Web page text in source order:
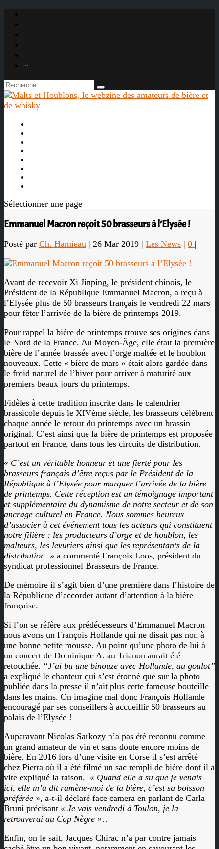
~
Sélectionner une page
Emmanuel Macron reçoit 50 brasseurs à l’Elysée !
Posté par Ch. Hamieau | 26 Mar 2019 | Les News | 0 |
Avant de recevoir Xi Jinping, le président chinois, le
Président de la République Emmanuel Macron, a reçu à
l’Elysée plus de 50 brasseurs français le vendredi 22 mars
pour fêter l’arrivée de la bière de printemps 2019.
Pour rappel la bière de printemps trouve ses origines dans
le Nord de la France. Au Moyen-Âge, elle était la première
bière de l’année brassée avec l’orge maltée et le houblon
nouveaux. Cette « bière de mars » était alors gardée dans
le froid naturel de l’hiver pour arriver à maturité aux
premiers beaux jours du printemps.
Fidèles à cette tradition inscrite dans le calendrier
brassicole depuis le XIVème siècle, les brasseurs célèbrent
chaque année le retour du printemps avec un brassin
original. C’est ainsi que la bière de printemps est proposée
partout en France, dans tous les circuits de distribution.
« C’est un véritable honneur et une fierté pour les
brasseurs français d’être reçus par le Président de la
République à l’Elysée pour marquer l’arrivée de la bière
de printemps. Cette réception est un témoignage important
et supplémentaire du dynamisme de notre secteur et de son
ancrage culturel en France. Nous sommes heureux
d’associer à cet événement tous les acteurs qui constituent
notre filière : les producteurs d’orge et de houblon, les
malteurs, les levuriers ainsi que les représentants de la
distribution. » a commenté François Loos, président du
syndicat professionnel Brasseurs de France.
De mémoire il s’agit bien d’une première dans l’histoire de
la République d’accorder autant d’attention à la bière
française.
Si l’on se réfère aux prédécesseurs d’Emmanuel Macron
nous avons un François Hollande qui ne disait pas non à
une bonne petite mousse. Au point qu’une photo de lui à
un concert de Dominique A. au Trianon aurait été
retouchée. “J’ai bu une binouze avec Hollande, au goulot”
a expliqué le chanteur qui s’est étonné que sur la photo
publiée dans la presse il n’ait plus cette fameuse bouteille
dans les mains. On imagine mal donc François Hollande
encouragé par ses conseillers à accueillir 50 brasseurs au
palais de l’Elysée !
Auparavant Nicolas Sarkozy n’a pas été reconnu comme
un grand amateur de vin et sans doute encore moins de
bière. En 2016 lors d’une visite en Corse il s’est arrêté
chez Pietra où il a été filmé un sac rempli de bière dont il a
vite expliqué la raison. « Quand elle a su que je venais
ici, elle m’a dit ramène-moi de la bière, c’est sa boisson
préférée », a-t-il déclaré face camera en parlant de Carla
Bruni précisant « Je vais vendredi à Toulon, je la
retrouverai au Cap Nègre »…
Enfin, on le sait, Jacques Chirac n’a par contre jamais